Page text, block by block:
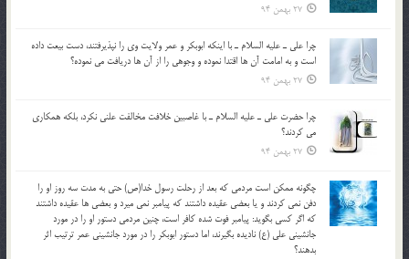
27 بهمن 94
چرا علي ـ عليه السلام ـ با اينكه ابوبكر و عمر ولايت وي را نپذيرفتند، دست بيعت داده
است و به امامت آن ها اقتدا نموده و وجوهي را از آن ها دريافت مي نموده؟
27 بهمن 94
چرا حضرت علي ـ عليه السلام ـ با غاصبين خلافت مخالفت علني نکرد، بلكه همكاري
مي کردند؟
27 بهمن 94
چگونه ممكن است مردمي كه بعد از رحلت رسول خدا(ص) حتی به مدت سه روز او را
دفن نمي كردند و یا بعضي عقيده داشتند كه پيامبر نمي ميرد و بعضي ها عقيده داشتند
كه اگر كسي بگويد: پيامبر فوت شده كافر است، چنین مردمی دستور او را در مورد
جانشيني علي (ع) ناديده بگيرند، اما دستور ابوبكر را در مورد جانشيني عمر ترتیب اثر
بدهند؟